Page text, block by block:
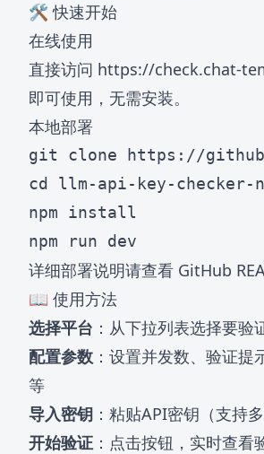
🛠️ 快速开始
在线使用
直接访问 https://check.chat-
即可使用，无需安装。
本地部署
git clone https://
cd llm-api-key-checker-
npm install
详细部署说明请查看 GitHub
📖 使用方法
选择平台 ：从下拉列表选择要验
配置参数 ：设置并发数、验证提
等
导入密钥 ：粘贴API密钥（支持
开始验证 ：点击按钮，实时查看